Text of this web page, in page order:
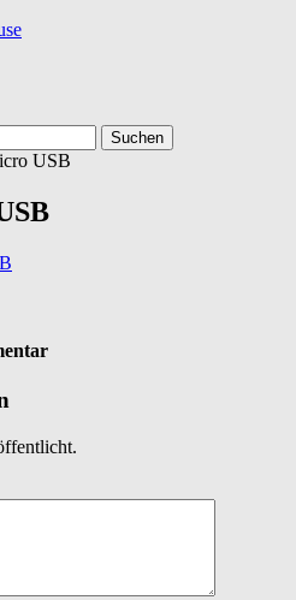
USB